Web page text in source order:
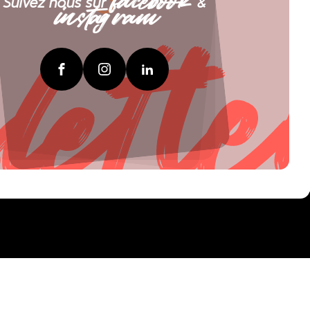
instagram
FacebookInstagramLinkedIn